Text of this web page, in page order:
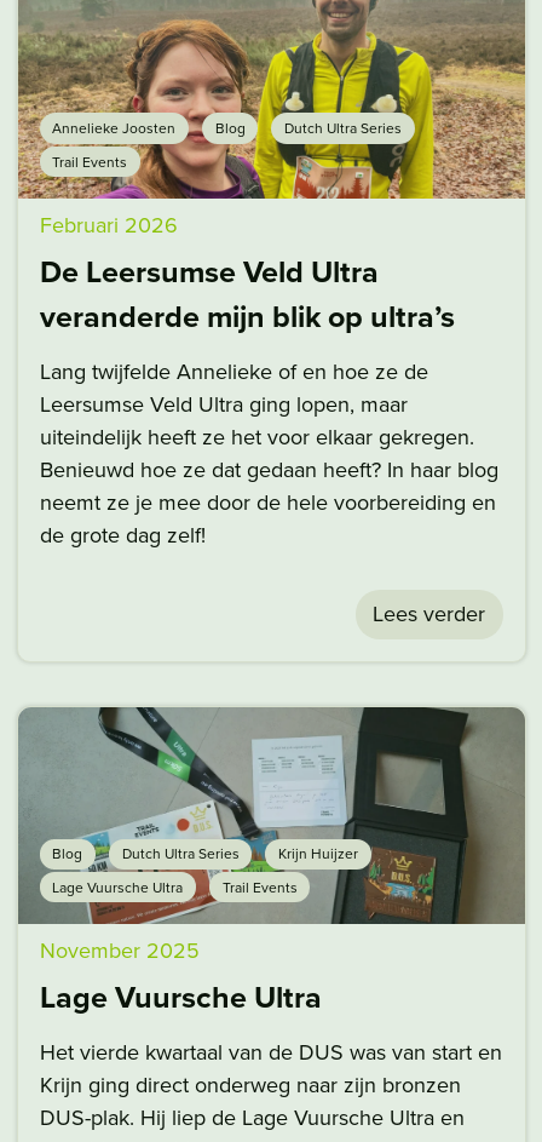
Annelieke Joosten Blog
Dutch Ultra Series
Trail Events
Februari 2026
De Leersumse Veld Ultra
veranderde mijn blik op ultra’s
Lang twijfelde Annelieke of en hoe ze de
Leersumse Veld Ultra ging lopen, maar
uiteindelijk heeft ze het voor elkaar gekregen.
Benieuwd hoe ze dat gedaan heeft? In haar blog
neemt ze je mee door de hele voorbereiding en
de grote dag zelf!
Lees verder
Blog Dutch Ultra Series
Krijn Huijzer
Lage Vuursche Ultra
Trail Events
November 2025
Lage Vuursche Ultra
Het vierde kwartaal van de DUS was van start en
Krijn ging direct onderweg naar zijn bronzen
DUS-plak. Hij liep de Lage Vuursche Ultra en